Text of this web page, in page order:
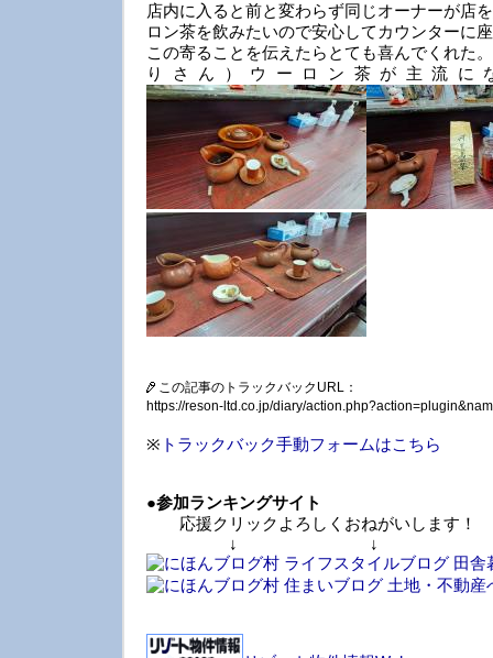
店内に入ると前と変わらず同じオーナーが店
ロン茶を飲みたいので安心してカウンターに
この寄ることを伝えたらとても喜んでくれた
りさん）ウーロン茶が主流に
この記事のトラックバックURL：
https://reson-ltd.co.jp/diary/
※ トラックバック手動フォームはこちら
●参加ランキングサイト
応援クリックよろしくおねがいします！
↓ ↓